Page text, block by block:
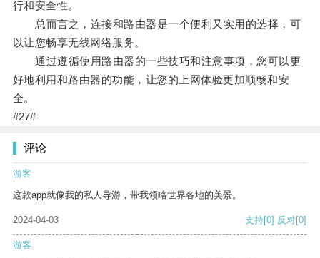
行和安全性。
总而言之，连接和路由器是一个便利又实用的选择，可
以让您畅享无线网络服务。
通过遵循使用路由器的一些技巧和注意事项，您可以更
好地利用和路由器的功能，让您的上网体验更加顺畅和安
全。
#27#
评论
游客
这款app就像我的私人导游，带我领略世界各地的美景。
2024-04-03 支持[0] 反对[0]
游客